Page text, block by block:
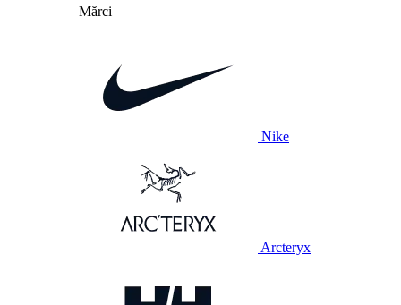
Mărci
Nike
Arcteryx